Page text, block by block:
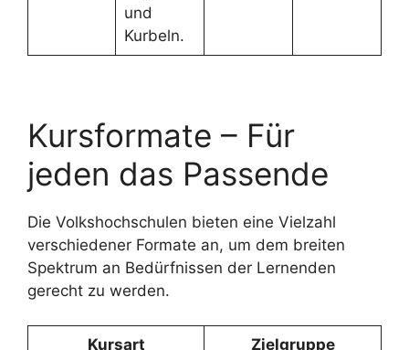
und
Kurbeln.
Kursformate – Für
jeden das Passende
Die Volkshochschulen bieten eine Vielzahl
verschiedener Formate an, um dem breiten
Spektrum an Bedürfnissen der Lernenden
gerecht zu werden.
Kursart Zielgruppe